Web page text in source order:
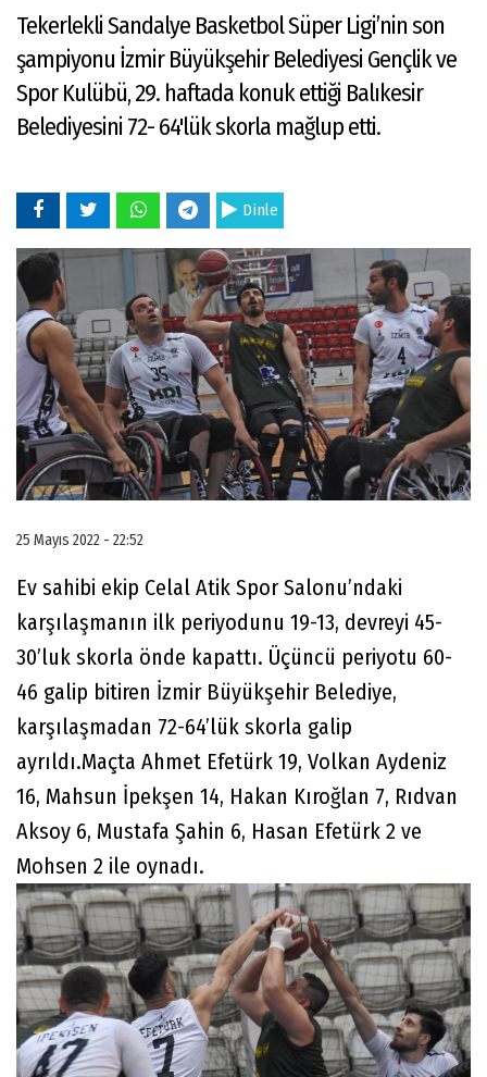
Tekerlekli Sandalye Basketbol Süper Ligi’nin son
şampiyonu İzmir Büyükşehir Belediyesi Gençlik ve
Spor Kulübü, 29. haftada konuk ettiği Balıkesir
Belediyesini 72- 64'lük skorla mağlup etti.
Dinle
25 Mayıs 2022 - 22:52
Ev sahibi ekip Celal Atik Spor Salonu’ndaki
karşılaşmanın ilk periyodunu 19-13, devreyi 45-
30’luk skorla önde kapattı. Üçüncü periyotu 60-
46 galip bitiren İzmir Büyükşehir Belediye,
karşılaşmadan 72-64’lük skorla galip
ayrıldı.Maçta Ahmet Efetürk 19, Volkan Aydeniz
16, Mahsun İpekşen 14, Hakan Kıroğlan 7, Rıdvan
Aksoy 6, Mustafa Şahin 6, Hasan Efetürk 2 ve
Mohsen 2 ile oynadı.